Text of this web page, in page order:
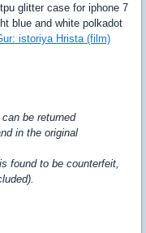
glitter case for iphone 7
blue and white polkadot
istoriya Hrista (film)
be returned
in the original
found to be counterfeit,